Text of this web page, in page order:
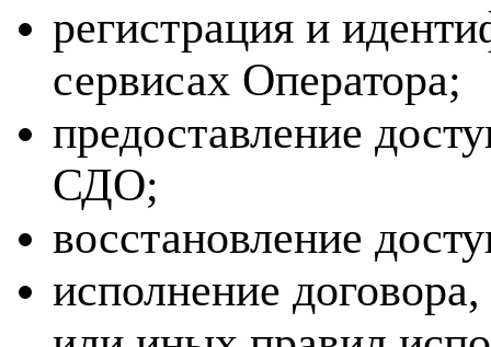
регистрация и
сервисах Оператора;
предоставление
СДО;
восстановление
исполнение